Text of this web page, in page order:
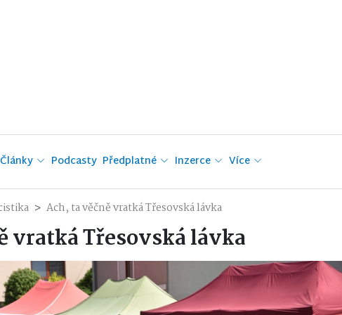
Články Podcasty Předplatné Inzerce Více
Ach, ta věčně vratká Třesovská lávka
vratká Třesovská lávka